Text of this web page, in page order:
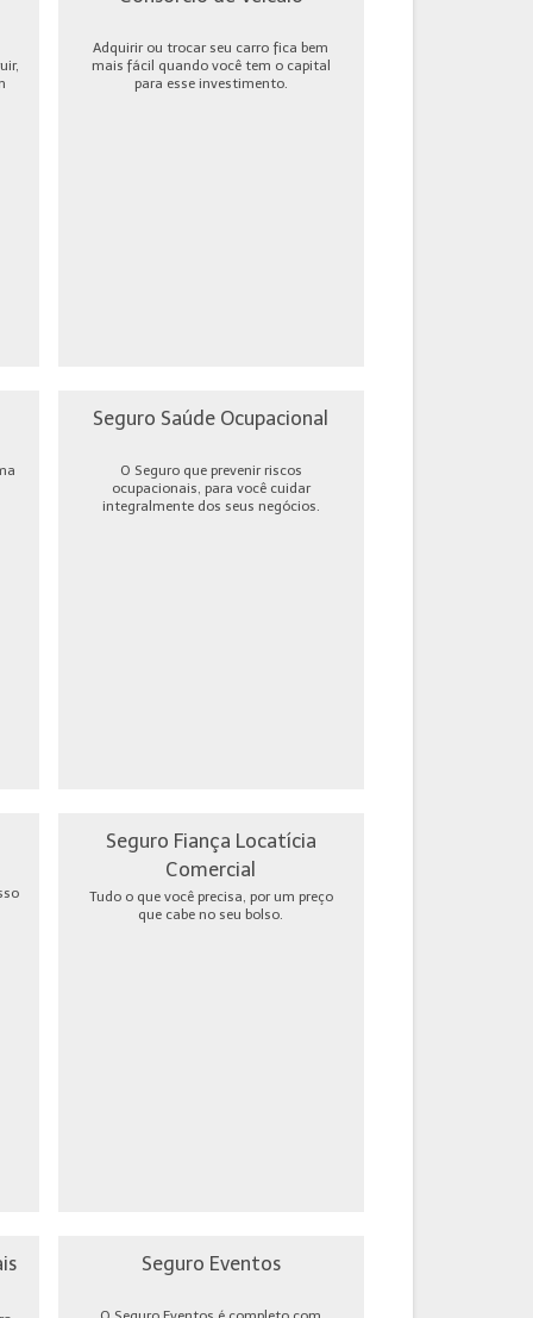
Adquirir ou trocar seu carro fica bem
mais fácil quando você tem o capital
para esse investimento.
Seguro Saúde Ocupacional
O Seguro que prevenir riscos
ocupacionais, para você cuidar
integralmente dos seus negócios.
Seguro Fiança Locatícia
Comercial
Tudo o que você precisa, por um preço
que cabe no seu bolso.
Seguro Eventos